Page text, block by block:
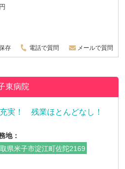
存 電話で質問 メールで質問
東病院
実！ 残業ほとんどなし！
地：
県米子市淀江町佐陀2169